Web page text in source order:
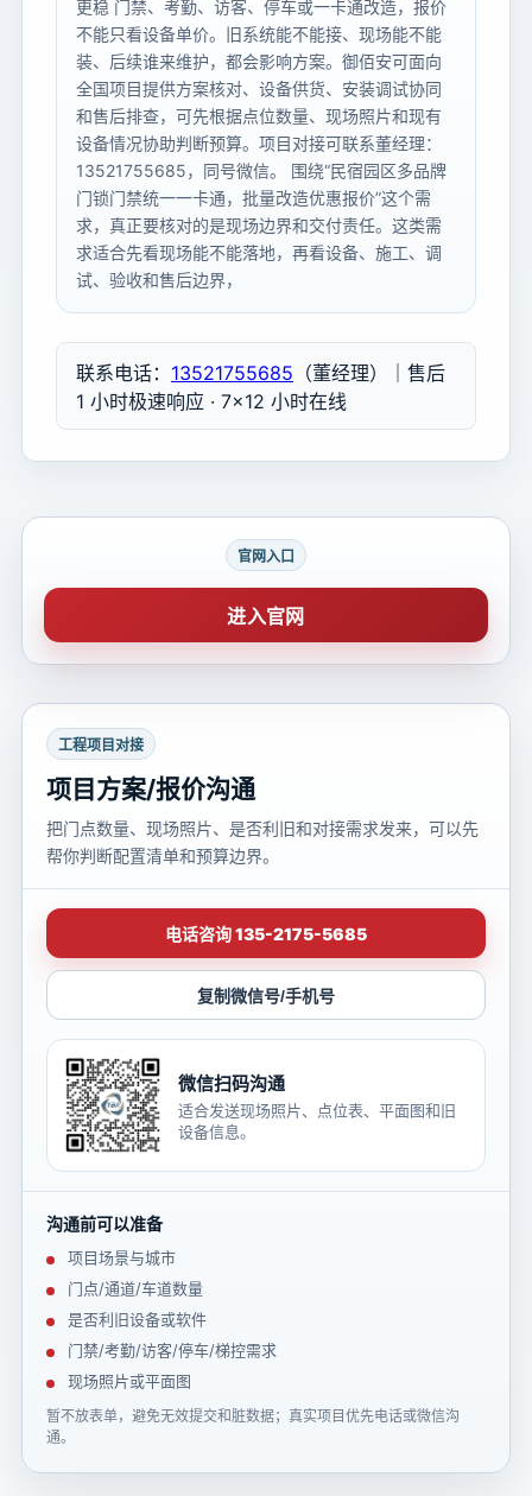
更稳 门禁、考勤、访客、停车或一卡通改造，报价
不能只看设备单价。旧系统能不能接、现场能不能
装、后续谁来维护，都会影响方案。御佰安可面向
全国项目提供方案核对、设备供货、安装调试协同
和售后排查，可先根据点位数量、现场照片和现有
设备情况协助判断预算。项目对接可联系董经理：
13521755685，同号微信。 围绕“民宿园区多品牌
门锁门禁统一一卡通，批量改造优惠报价”这个需
求，真正要核对的是现场边界和交付责任。这类需
求适合先看现场能不能落地，再看设备、施工、调
试、验收和售后边界，
联系电话： 13521755685 （董经理）｜售后
1 小时极速响应 · 7×12 小时在线
官网入口
进入官网
工程项目对接
项目方案/报价沟通
把门点数量、现场照片、是否利旧和对接需求发来，可以先
帮你判断配置清单和预算边界。
电话咨询 135-2175-5685
复制微信号/手机号
微信扫码沟通
适合发送现场照片、点位表、平面图和旧
设备信息。
沟通前可以准备
项目场景与城市
门点/通道/车道数量
是否利旧设备或软件
门禁/考勤/访客/停车/梯控需求
现场照片或平面图
暂不放表单，避免无效提交和脏数据；真实项目优先电话或微信沟
通。